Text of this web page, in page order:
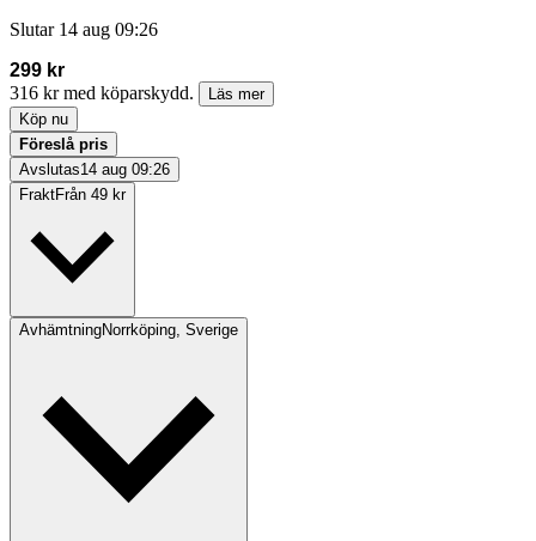
Slutar 14 aug 09:26
299 kr
316 kr med köparskydd.
Läs mer
Köp nu
Föreslå pris
Avslutas14 aug 09:26
FraktFrån 49 kr
AvhämtningNorrköping, Sverige